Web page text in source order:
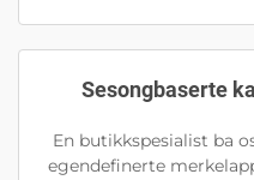
Sesongbaserte
En butikkspesialist ba
egendefinerte